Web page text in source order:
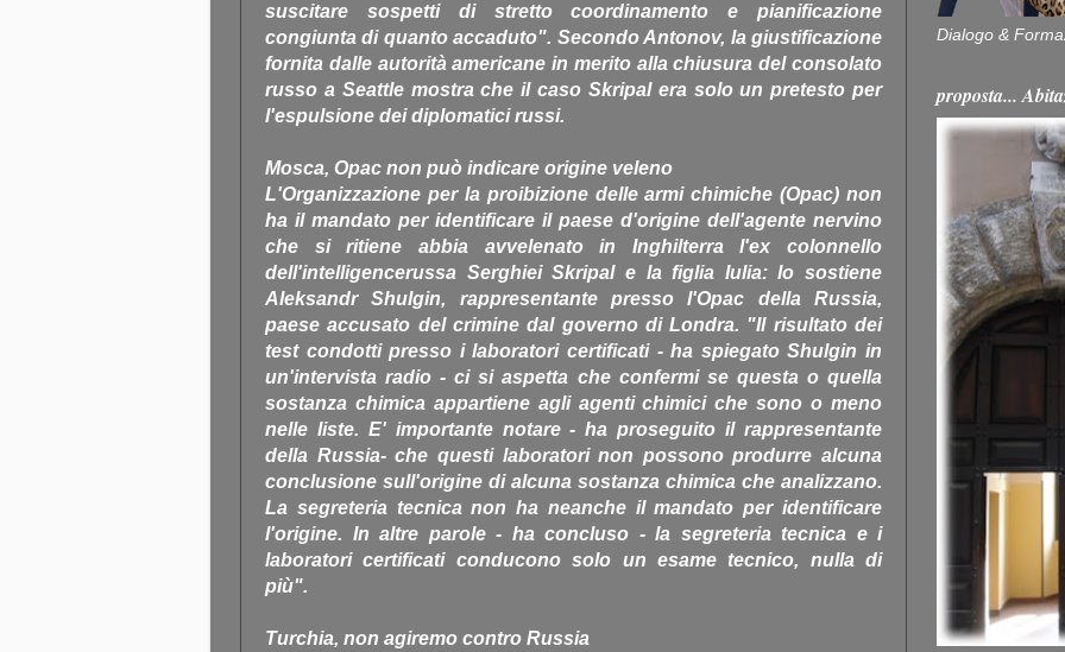
suscitare sospetti di stretto coordinamento e pianificazione
congiunta di quanto accaduto". Secondo Antonov, la giustificazione
fornita dalle autorità americane in merito alla chiusura del consolato
russo a Seattle mostra che il caso Skripal era solo un pretesto per
l'espulsione dei diplomatici russi.
Mosca, Opac non può indicare origine veleno
L'Organizzazione per la proibizione delle armi chimiche (Opac) non
ha il mandato per identificare il paese d'origine dell'agente nervino
che si ritiene abbia avvelenato in Inghilterra l'ex colonnello
dell'intelligencerussa Serghiei Skripal e la figlia Iulia: lo sostiene
Aleksandr Shulgin, rappresentante presso l'Opac della Russia,
paese accusato del crimine dal governo di Londra. "Il risultato dei
test condotti presso i laboratori certificati - ha spiegato Shulgin in
un'intervista radio - ci si aspetta che confermi se questa o quella
sostanza chimica appartiene agli agenti chimici che sono o meno
nelle liste. E' importante notare - ha proseguito il rappresentante
della Russia- che questi laboratori non possono produrre alcuna
conclusione sull'origine di alcuna sostanza chimica che analizzano.
La segreteria tecnica non ha neanche il mandato per identificare
l'origine. In altre parole - ha concluso - la segreteria tecnica e i
laboratori certificati conducono solo un esame tecnico, nulla di
più".
Turchia, non agiremo contro Russia
Dialogo &
proposta...